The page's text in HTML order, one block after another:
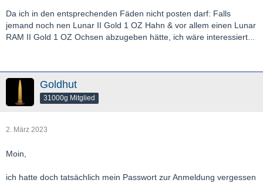
Da ich in den entsprechenden Fäden nicht posten darf: Falls
jemand noch nen Lunar II Gold 1 OZ Hahn & vor allem einen Lunar
RAM II Gold 1 OZ Ochsen abzugeben hätte, ich wäre interessiert...
Goldhut
31000g Mitglied
2. März 2023
Moin,
ich hatte doch tatsächlich mein Passwort zur Anmeldung vergessen